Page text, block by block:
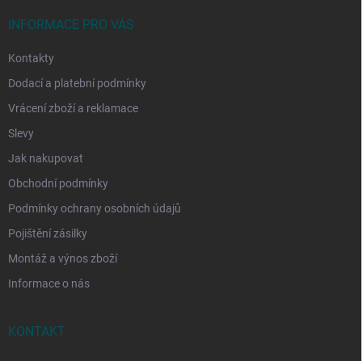
INFORMACE PRO VÁS
Kontakty
Dodací a platební podmínky
Vrácení zboží a reklamace
Slevy
Jak nakupovat
Obchodní podmínky
Podmínky ochrany osobních údajů
Pojištění zásilky
Montáž a výnos zboží
Informace o nás
KONTAKT